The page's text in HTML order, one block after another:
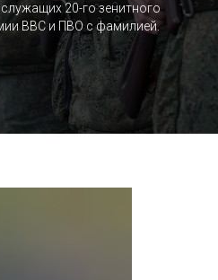
20-го зенитного
ВВС и ПВО c фамилией.